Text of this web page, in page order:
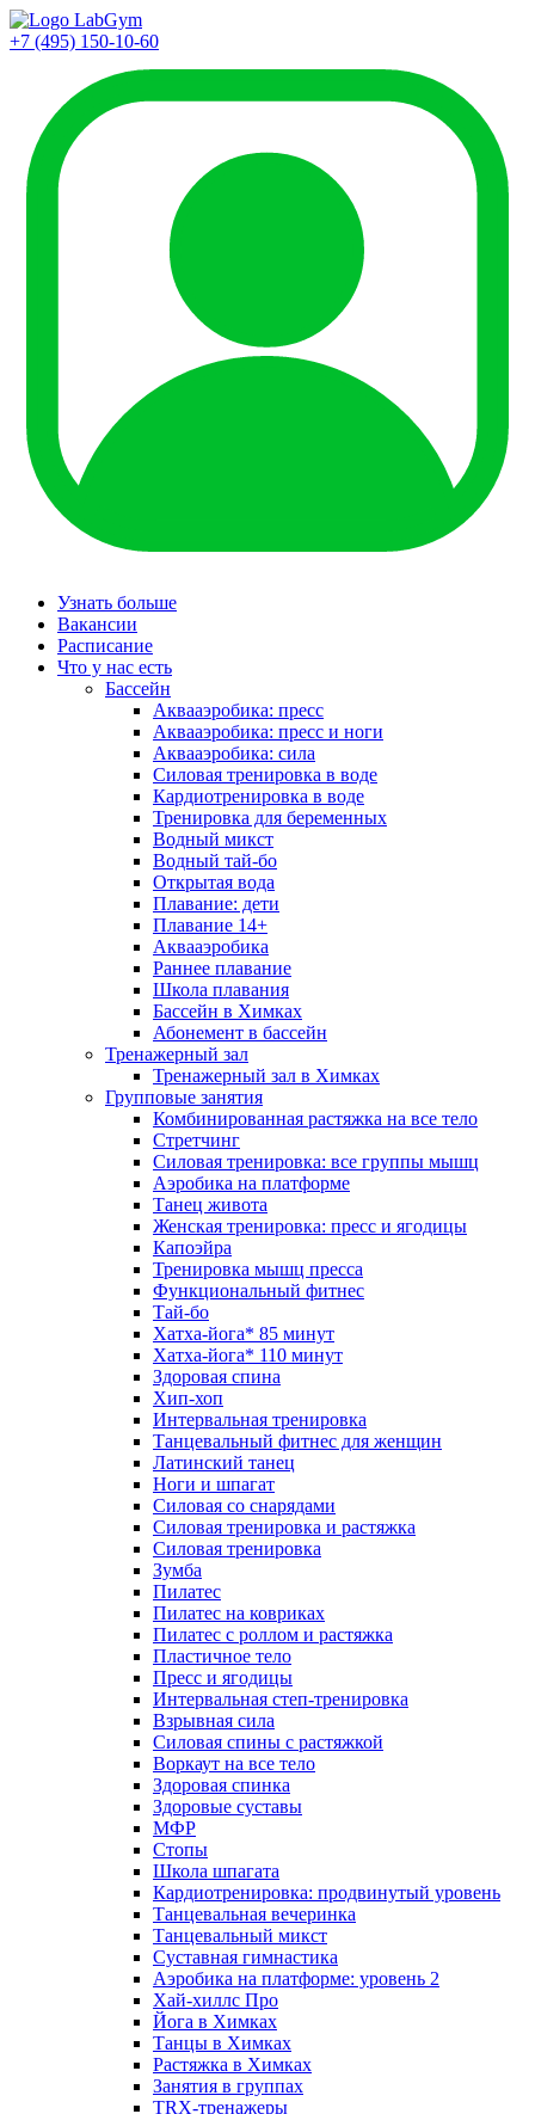
+7 (495) 150-10-60
Узнать больше
Вакансии
Расписание
Что у нас есть
Бассейн
Аквааэробика: пресс
Аквааэробика: пресс и ноги
Аквааэробика: сила
Силовая тренировка в воде
Кардиотренировка в воде
Тренировка для беременных
Водный микст
Водный тай-бо
Открытая вода
Плавание: дети
Плавание 14+
Аквааэробика
Раннее плавание
Школа плавания
Бассейн в Химках
Абонемент в бассейн
Тренажерный зал
Тренажерный зал в Химках
Групповые занятия
Комбинированная растяжка на все тело
Стретчинг
Силовая тренировка: все группы мышц
Аэробика на платформе
Танец живота
Женская тренировка: пресс и ягодицы
Капоэйра
Тренировка мышц пресса
Функциональный фитнес
Тай-бо
Хатха-йога* 85 минут
Хатха-йога* 110 минут
Здоровая спина
Хип-хоп
Интервальная тренировка
Танцевальный фитнес для женщин
Латинский танец
Ноги и шпагат
Силовая со снарядами
Силовая тренировка и растяжка
Силовая тренировка
Зумба
Пилатес
Пилатес на ковриках
Пилатес с роллом и растяжка
Пластичное тело
Пресс и ягодицы
Интервальная степ-тренировка
Взрывная сила
Силовая спины с растяжкой
Воркаут на все тело
Здоровая спинка
Здоровые суставы
МФР
Стопы
Школа шпагата
Кардиотренировка: продвинутый уровень
Танцевальная вечеринка
Танцевальный микст
Суставная гимнастика
Аэробика на платформе: уровень 2
Хай-хиллс Про
Йога в Химках
Танцы в Химках
Растяжка в Химках
Занятия в группах
TRX-тренажеры